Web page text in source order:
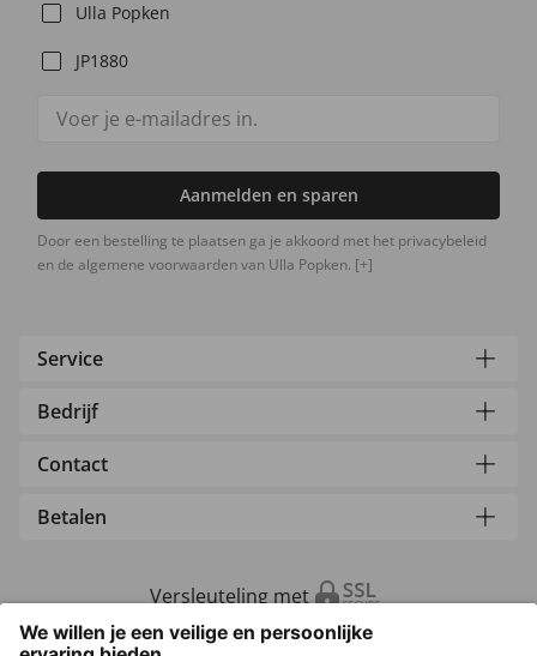
Ulla Popken
JP1880
Aanmelden en sparen
Door een bestelling te plaatsen ga je akkoord met het privacybeleid
en de algemene voorwaarden van Ulla Popken. [+]
Service
Bedrijf
Contact
Betalen
Versleuteling met